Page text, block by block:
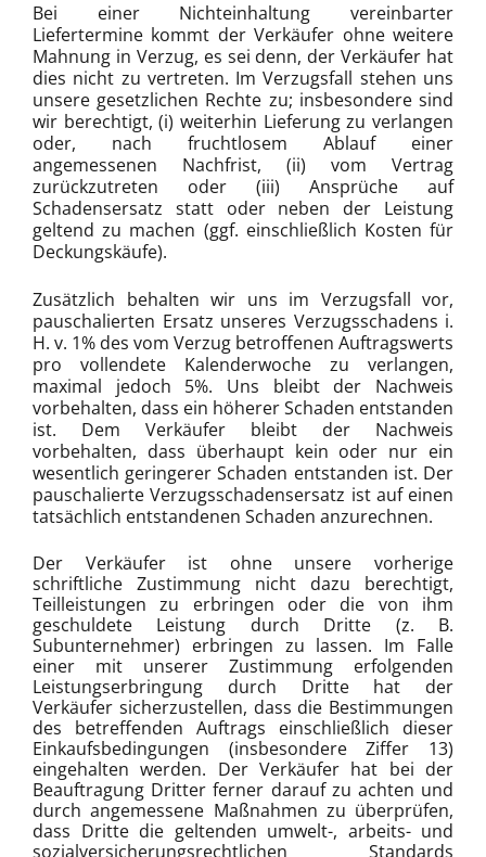
Bei einer Nichteinhaltung vereinbarter
Liefertermine kommt der Verkäufer ohne weitere
Mahnung in Verzug, es sei denn, der Verkäufer hat
dies nicht zu vertreten. Im Verzugsfall stehen uns
unsere gesetzlichen Rechte zu; insbesondere sind
wir berechtigt, (i) weiterhin Lieferung zu verlangen
oder, nach fruchtlosem Ablauf einer
angemessenen Nachfrist, (ii) vom Vertrag
zurückzutreten oder (iii) Ansprüche auf
Schadensersatz statt oder neben der Leistung
geltend zu machen (ggf. einschließlich Kosten für
Deckungskäufe).
Zusätzlich behalten wir uns im Verzugsfall vor,
pauschalierten Ersatz unseres Verzugsschadens i.
H. v. 1% des vom Verzug betroffenen Auftragswerts
pro vollendete Kalenderwoche zu verlangen,
maximal jedoch 5%. Uns bleibt der Nachweis
vorbehalten, dass ein höherer Schaden entstanden
ist. Dem Verkäufer bleibt der Nachweis
vorbehalten, dass überhaupt kein oder nur ein
wesentlich geringerer Schaden entstanden ist. Der
pauschalierte Verzugsschadensersatz ist auf einen
tatsächlich entstandenen Schaden anzurechnen.
Der Verkäufer ist ohne unsere vorherige
schriftliche Zustimmung nicht dazu berechtigt,
Teilleistungen zu erbringen oder die von ihm
geschuldete Leistung durch Dritte (z. B.
Subunternehmer) erbringen zu lassen. Im Falle
einer mit unserer Zustimmung erfolgenden
Leistungserbringung durch Dritte hat der
Verkäufer sicherzustellen, dass die Bestimmungen
des betreffenden Auftrags einschließlich dieser
Einkaufsbedingungen (insbesondere Ziffer 13)
eingehalten werden. Der Verkäufer hat bei der
Beauftragung Dritter ferner darauf zu achten und
durch angemessene Maßnahmen zu überprüfen,
dass Dritte die geltenden umwelt-, arbeits- und
sozialversicherungsrechtlichen Standards